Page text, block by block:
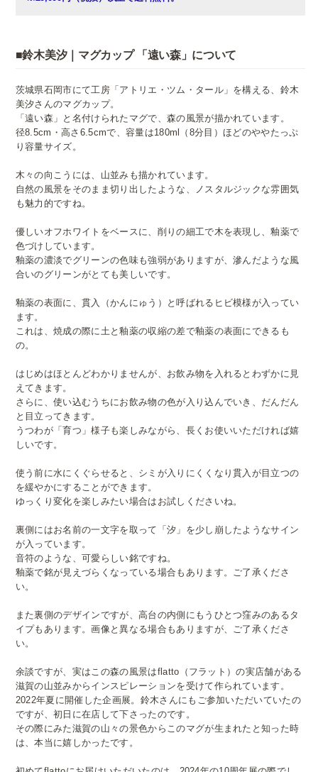
■鈴木美汐｜マグカップ 「遠い森」について
茨城県石岡市にて工房「アトリエ・ツム・タール」を構える、鈴木
美汐さんのマグカップ。
「遠い森」と名付けられたマグで、森の風景が描かれています。
径8.5cm・高さ6.5cmで、容量は180ml（8分目）ほどのややたっぷ
り容量サイズ。
木々の向こうには、山並みも描かれています。
自然の風景をそのまま切り出したような、ノスタルジックな雰囲気
も魅力的ですね。
優しいオフホワイトをベースに、削りの細工で木を表現し、釉薬で
色づけしています。
釉薬の濃淡でグリーンの色味も強弱がありますが、滲んだような風
合いのグリーンがとても美しいです。
釉薬の表面に、貫入（かんにゅう）と呼ばれるヒビ模様が入ってい
ます。
これは、焼成の際に土と釉薬の収縮の差で釉薬の表面にできるも
の。
はじめはほとんどわかりませんが、お飲み物を入れるとわずかに見
えてきます。
さらに、使い込むうちにお飲み物の色が入り込んでいき、だんだん
と目立ってきます。
うつわが「育つ」様子も楽しみながら、長くお使いいただければ嬉
しいです。
使う前に水にくぐらせると、シミが入りにくくなり貫入が目立つの
を緩やかにすることができます。
ゆっくり変化を楽しみたい場合はお試しくださいね。
裏側にはお名前の一文字を取って「汐」を少し崩したようなサイン
が入っています。
音符のような、可愛らしい銘ですね。
釉薬で銘が見えづらくなっている場合もあります。ご了承くださ
い。
また裏側のデザインですが、高台の内側にもうひとつ窪みのあるタ
イプもあります。画像と異なる場合もありますが、ご了承くださ
い。
余談ですが、実はこの森の風景はflatto（フラット）の実店舗がある
滋賀の山並みからインスピレーションを受けて作られています。
2022年夏に開催した企画展。鈴木さんにもご参加いただいていたの
ですが、初日に在店して下さったのです。
その際にみた滋賀の山々の景色からこのマグが生まれたと知った時
は、本当に嬉しかったです。